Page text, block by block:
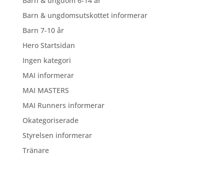
Barn & ungdomsutskottet informerar
Barn 7-10 år
Hero Startsidan
Ingen kategori
MAI informerar
MAI MASTERS
MAI Runners informerar
Okategoriserade
Styrelsen informerar
Tränare